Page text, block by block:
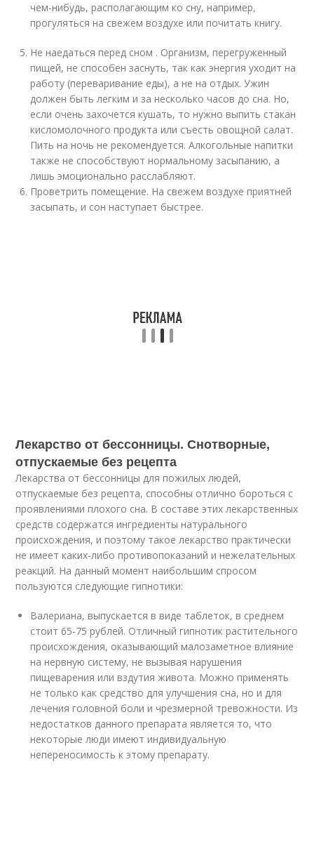
чем-нибудь, располагающим ко сну, например,
прогуляться на свежем воздухе или почитать книгу.
Не наедаться перед сном . Организм, перегруженный
пищей, не способен заснуть, так как энергия уходит на
работу (переваривание еды), а не на отдых. Ужин
должен быть легким и за несколько часов до сна. Но,
если очень захочется кушать, то нужно выпить стакан
кисломолочного продукта или съесть овощной салат.
Пить на ночь не рекомендуется. Алкогольные напитки
также не способствуют нормальному засыпанию, а
лишь эмоционально расслабляют.
Проветрить помещение. На свежем воздухе приятней
засыпать, и сон наступает быстрее.
Лекарство от бессонницы. Снотворные,
отпускаемые без рецепта
Лекарства от бессонницы для пожилых людей,
отпускаемые без рецепта, способны отлично бороться с
проявлениями плохого сна. В составе этих лекарственных
средств содержатся ингредиенты натурального
происхождения, и поэтому такое лекарство практически
не имеет каких-либо противопоказаний и нежелательных
реакций. На данный момент наибольшим спросом
пользуются следующие гипнотики:
Валериана, выпускается в виде таблеток, в среднем
стоит 65-75 рублей. Отличный гипнотик растительного
происхождения, оказывающий малозаметное влияние
на нервную систему, не вызывая нарушения
пищеварения или вздутия живота. Можно применять
не только как средство для улучшения сна, но и для
лечения головной боли и чрезмерной тревожности. Из
недостатков данного препарата является то, что
некоторые люди имеют индивидуальную
непереносимость к этому препарату.